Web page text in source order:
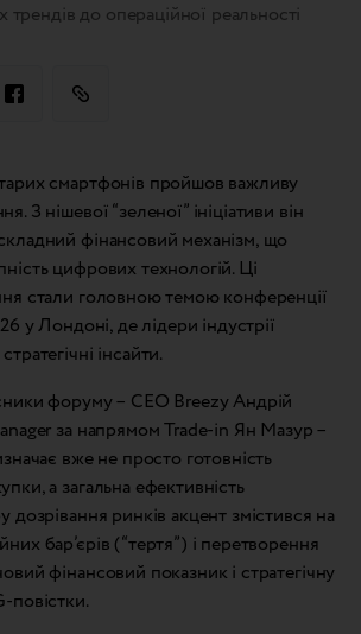
трендів до операційної реальності
смартфонів пройшов важливу
З нішевої “зеленої” ініціативи він
фінансовий механізм, що
цифрових технологій. Ці
стали головною темою конференції
у Лондоні, де лідери індустрії
інсайти.
форуму – СЕО Breezy Андрій
за напрямом Trade-in Ян Мазур –
вже не просто готовність
а загальна ефективність
дозрівання ринків акцент змістився на
бар’єрів (“тертя”) і перетворення
фінансовий показник і стратегічну
повістки.